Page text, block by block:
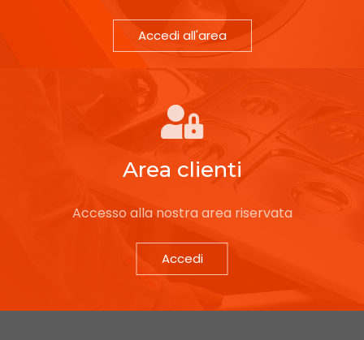
Accedi all'area
Area clienti
Accesso alla nostra area riservata
Accedi